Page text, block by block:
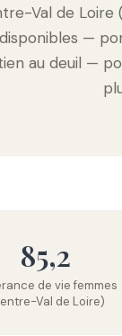
Val de Loire
—
au deuil —
85,2
de vie femmes
Val de Loire)